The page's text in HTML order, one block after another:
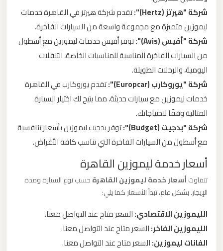
شركة "هيرتز (Hertz)":
تقدم شركة هيرتز في القاهرة خدمات
ليموزين متميزة مع مجموعة واسعة من السيارات الفاخرة.
شركة "أفيس (Avis)":
توفر أفيس خدمات ليموزين مع أسطول
من السيارات الفاخرة المناسبة للمناسبات الخاصة، التنقلات
اليومية، والرحلات الطويلة.
شركة "يوروكارب (Europcar)":
تقدم يوروكارب في القاهرة
خدمات ليموزين مع سيارات حديثة، مما يتيح لك اختيار السيارة
المثالية وفقًا لاحتياجاتك.
شركة "بدجيت (Budget)":
توفر بدجيت ليموزين بأسعار تنافسية
مع أسطول من السيارات الفاخرة التي تناسب كافة الأغراض.
أسعار خدمة ليموزين القاهرة
تتفاوتأسعار خدمة ليموزين القاهرةحسب نوع السيارة ومدة
الإيجار. بشكل عام، تبدأ الأسعار كما يلي:
الليموزين الاقتصادي:السعر متاح عند التواصل معنا.
الليموزين الفاخر:السعر متاح عند التواصل معنا.
الفانات ليموزين:السعر متاح عند التواصل معنا.
ليموزين
مطار
القاهرة
ليموزين
القاهرة
للاسكندرية
ليموزين
القاهرة
العرب